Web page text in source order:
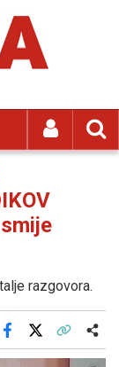
razgovora.
Facebook